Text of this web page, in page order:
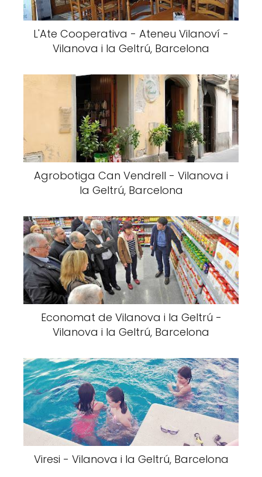
L'Ate Cooperativa - Ateneu Vilanoví -
Vilanova i la Geltrú, Barcelona
Agrobotiga Can Vendrell - Vilanova i
la Geltrú, Barcelona
Economat de Vilanova i la Geltrú -
Vilanova i la Geltrú, Barcelona
Viresi - Vilanova i la Geltrú, Barcelona